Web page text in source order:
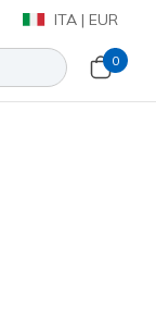
ITA | EUR
0